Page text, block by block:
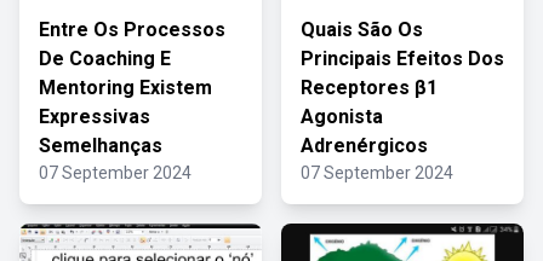
Entre Os Processos
De Coaching E
Mentoring Existem
Expressivas
Semelhanças
07 September 2024
Quais São Os
Principais Efeitos Dos
Receptores β1
Agonista
Adrenérgicos
07 September 2024